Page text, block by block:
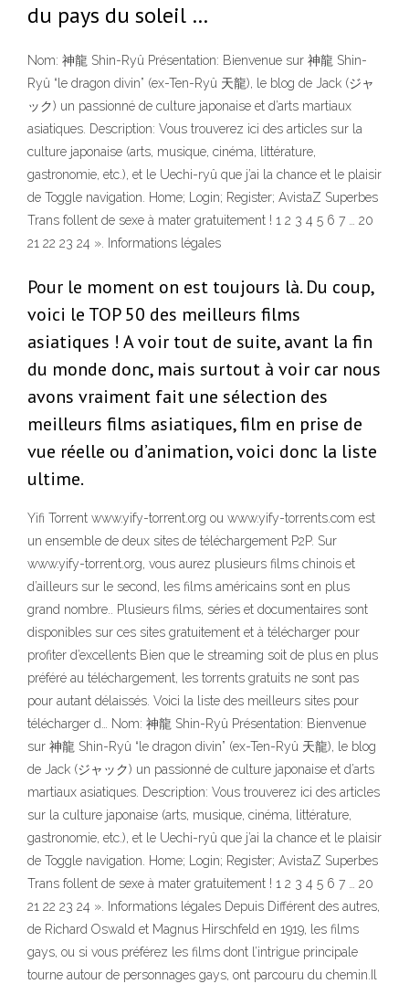
du pays du soleil …
Nom: 神龍 Shin-Ryû Présentation: Bienvenue sur 神龍 Shin-
Ryû “le dragon divin” (ex-Ten-Ryû 天龍), le blog de Jack (ジャ
ック) un passionné de culture japonaise et d’arts martiaux
asiatiques. Description: Vous trouverez ici des articles sur la
culture japonaise (arts, musique, cinéma, littérature,
gastronomie, etc.), et le Uechi-ryû que j’ai la chance et le plaisir
de Toggle navigation. Home; Login; Register; AvistaZ Superbes
Trans follent de sexe à mater gratuitement ! 1 2 3 4 5 6 7 … 20
21 22 23 24 ». Informations légales
Pour le moment on est toujours là. Du coup,
voici le TOP 50 des meilleurs films
asiatiques ! A voir tout de suite, avant la fin
du monde donc, mais surtout à voir car nous
avons vraiment fait une sélection des
meilleurs films asiatiques, film en prise de
vue réelle ou d’animation, voici donc la liste
ultime.
Yifi Torrent www.yify-torrent.org ou www.yify-torrents.com est
un ensemble de deux sites de téléchargement P2P. Sur
www.yify-torrent.org, vous aurez plusieurs films chinois et
d’ailleurs sur le second, les films américains sont en plus
grand nombre.. Plusieurs films, séries et documentaires sont
disponibles sur ces sites gratuitement et à télécharger pour
profiter d’excellents Bien que le streaming soit de plus en plus
préféré au téléchargement, les torrents gratuits ne sont pas
pour autant délaissés. Voici la liste des meilleurs sites pour
télécharger d… Nom: 神龍 Shin-Ryû Présentation: Bienvenue
sur 神龍 Shin-Ryû “le dragon divin” (ex-Ten-Ryû 天龍), le blog
de Jack (ジャック) un passionné de culture japonaise et d’arts
martiaux asiatiques. Description: Vous trouverez ici des articles
sur la culture japonaise (arts, musique, cinéma, littérature,
gastronomie, etc.), et le Uechi-ryû que j’ai la chance et le plaisir
de Toggle navigation. Home; Login; Register; AvistaZ Superbes
Trans follent de sexe à mater gratuitement ! 1 2 3 4 5 6 7 … 20
21 22 23 24 ». Informations légales Depuis Différent des autres,
de Richard Oswald et Magnus Hirschfeld en 1919, les films
gays, ou si vous préférez les films dont l’intrigue principale
tourne autour de personnages gays, ont parcouru du chemin.Il